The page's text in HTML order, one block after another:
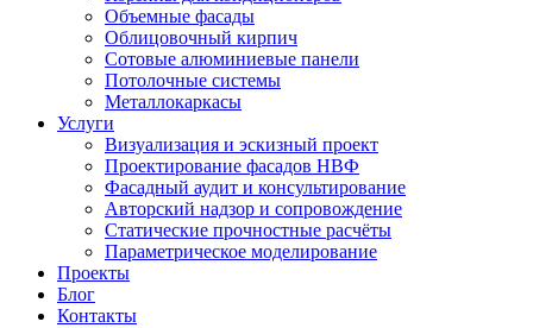
Объемные фасады
Облицовочный кирпич
Сотовые алюминиевые панели
Потолочные системы
Металлокаркасы
Услуги
Визуализация и эскизный проект
Проектирование фасадов НВФ
Фасадный аудит и консультирование
Авторский надзор и сопровождение
Статические прочностные расчёты
Параметрическое моделирование
Проекты
Блог
Контакты